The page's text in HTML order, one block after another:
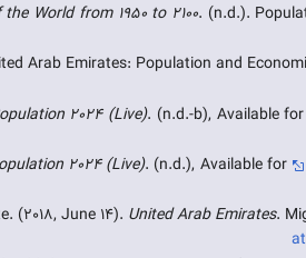
World from 1950 to 2100. (n.d.).
Arab Emirates: Population and
2024 (Live). (n.d.-b), Available for
2024 (Live). (n.d.), Available for
(2018, June 14). United Arab Emirates.